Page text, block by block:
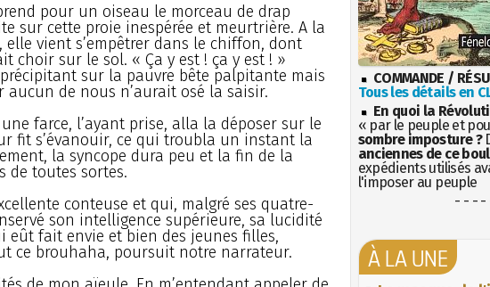
pour un oiseau le morceau de drap
sur cette proie inespérée et meurtrière. A la
vient s’empêtrer dans le chiffon, dont
choir sur le sol. « Ça y est ! ça y est ! »
sur la pauvre bête palpitante mais
de nous n’aurait osé la saisir.
farce, l’ayant prise, alla la déposer sur le
fit s’évanouir, ce qui troubla un instant la
la syncope dura peu et la fin de la
de toutes sortes.
conteuse et qui, malgré ses quatre-
son intelligence supérieure, sa lucidité
eût fait envie et bien des jeunes filles,
ce brouhaha, poursuit notre narrateur.
COMMANDE /
Tous les détails en
En quoi la
« par le peuple et
sombre imposture ?
anciennes de ce
expédients utilisés
l'imposer au peuple
- - - -
À LA UNE